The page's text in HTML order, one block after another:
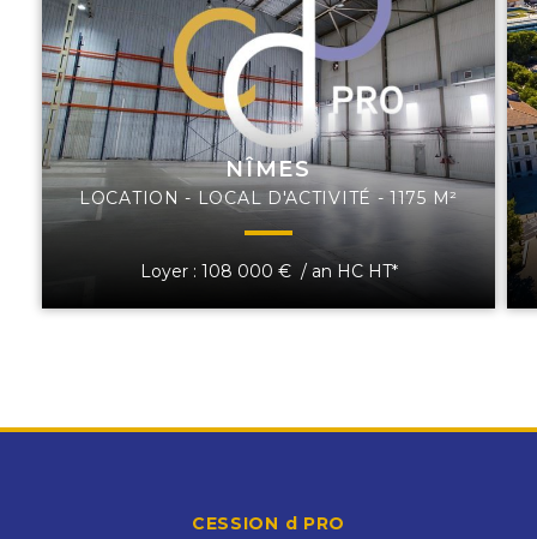
NÎMES
LOCATION - LOCAL D'ACTIVITÉ - 1175 M²
Loyer : 108 000 € / an HC HT*
CESSION d PRO